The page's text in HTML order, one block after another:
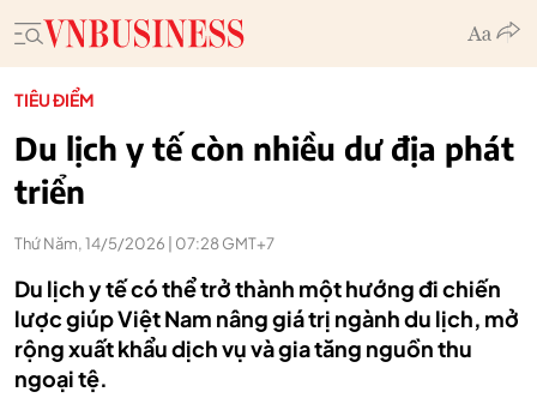
TIÊU ĐIỂM
Du lịch y tế còn nhiều dư địa phát
triển
Thứ Năm, 14/5/2026 | 07:28 GMT+7
Du lịch y tế có thể trở thành một hướng đi chiến
lược giúp Việt Nam nâng giá trị ngành du lịch, mở
rộng xuất khẩu dịch vụ và gia tăng nguồn thu
ngoại tệ.